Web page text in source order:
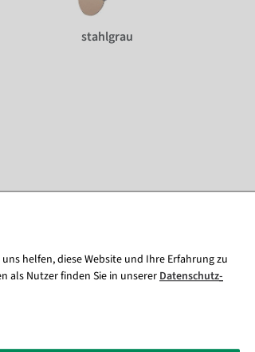
stahlgrau
helfen, diese Website und Ihre Erfahrung zu
als Nutzer finden Sie in unserer Daten­schutz­